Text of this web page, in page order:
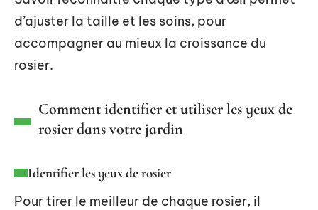
d’ajuster la taille et les soins, pour
accompagner au mieux la croissance du
rosier.
Comment identifier et utiliser les yeux de
rosier dans votre jardin
Identifier les yeux de rosier
Pour tirer le meilleur de chaque rosier, il